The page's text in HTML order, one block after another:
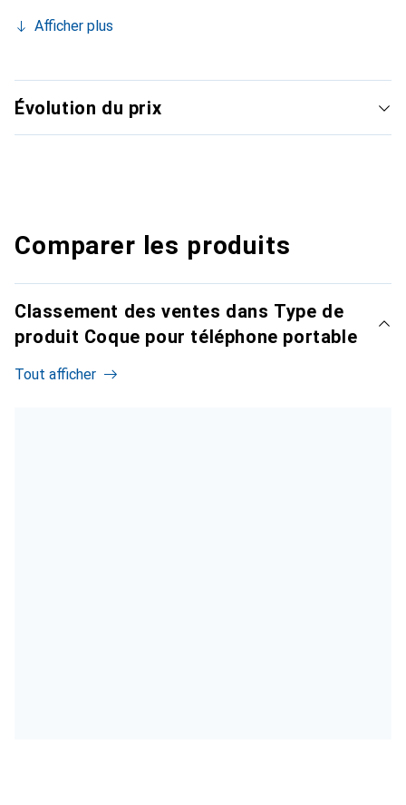
Afficher plus
Évolution du prix
Comparer les produits
Classement des ventes dans Type de
produit Coque pour téléphone portable
Tout afficher